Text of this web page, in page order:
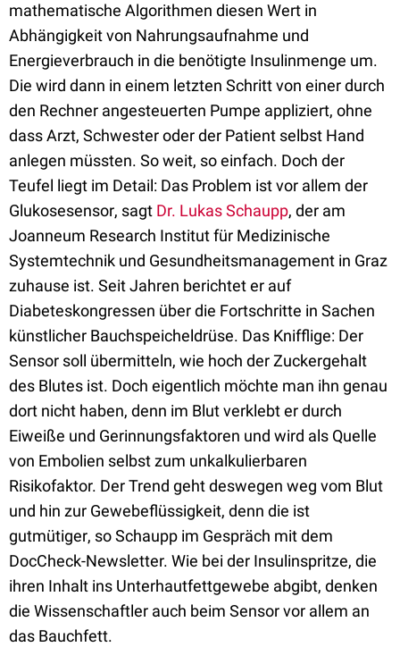
mathematische Algorithmen diesen Wert in
Abhängigkeit von Nahrungsaufnahme und
Energieverbrauch in die benötigte Insulinmenge um.
Die wird dann in einem letzten Schritt von einer durch
den Rechner angesteuerten Pumpe appliziert, ohne
dass Arzt, Schwester oder der Patient selbst Hand
anlegen müssten. So weit, so einfach. Doch der
Teufel liegt im Detail: Das Problem ist vor allem der
Glukosesensor, sagt Dr. Lukas Schaupp, der am
Joanneum Research Institut für Medizinische
Systemtechnik und Gesundheitsmanagement in Graz
zuhause ist. Seit Jahren berichtet er auf
Diabeteskongressen über die Fortschritte in Sachen
künstlicher Bauchspeicheldrüse. Das Knifflige: Der
Sensor soll übermitteln, wie hoch der Zuckergehalt
des Blutes ist. Doch eigentlich möchte man ihn genau
dort nicht haben, denn im Blut verklebt er durch
Eiweiße und Gerinnungsfaktoren und wird als Quelle
von Embolien selbst zum unkalkulierbaren
Risikofaktor. Der Trend geht deswegen weg vom Blut
und hin zur Gewebeflüssigkeit, denn die ist
gutmütiger, so Schaupp im Gespräch mit dem
DocCheck-Newsletter. Wie bei der Insulinspritze, die
ihren Inhalt ins Unterhautfettgewebe abgibt, denken
die Wissenschaftler auch beim Sensor vor allem an
das Bauchfett.